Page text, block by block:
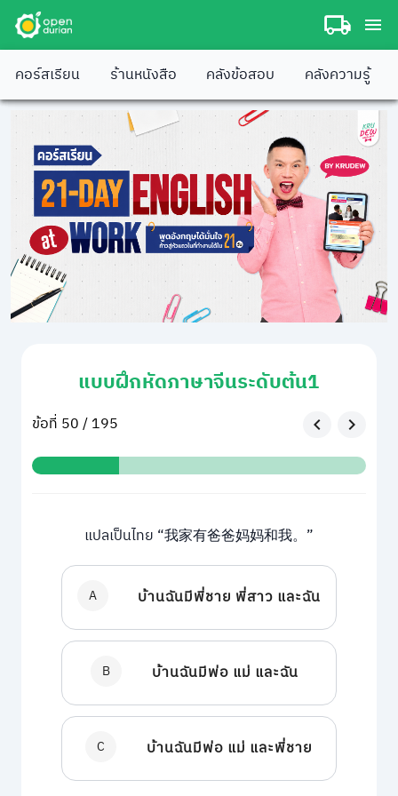
คอร์สเรียน ร้านหนังสือ คลังข้อสอบ คลังความรู้
แบบฝึกหัดภาษาจีนระดับต้น1
ข้อที่ 50 / 195
แปลเป็นไทย “我家有爸爸妈妈和我。”
A บ้านฉันมีพี่ชาย พี่สาว และฉัน
B บ้านฉันมีพ่อ แม่ และฉัน
C บ้านฉันมีพ่อ แม่ และพี่ชาย